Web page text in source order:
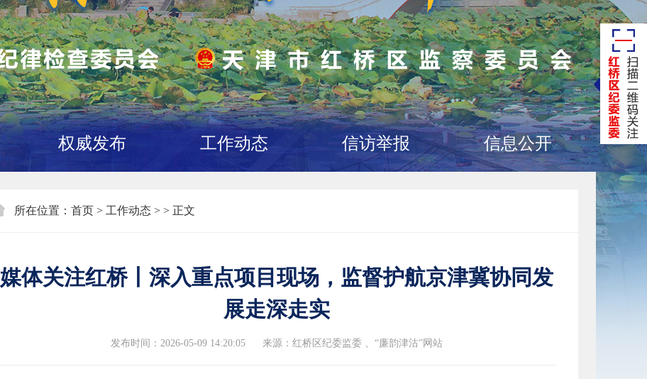
权威发布 工作动态 信访举报 信息公开
所在位置： 首页 > 工作动态 > > 正文
媒体关注红桥丨深入重点项目现场，监督护航京津冀协同发
展走深走实
发布时间：2026-05-09 14:20:05 来源：红桥区纪委监委 、“廉韵津沽”网站